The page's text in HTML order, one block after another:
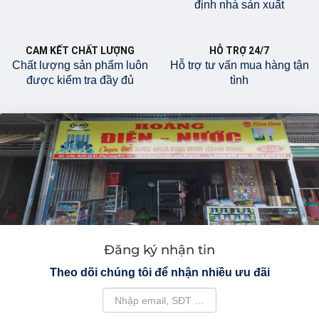
định nhà sản xuất
CAM KẾT CHẤT LƯỢNG
Chất lượng sản phẩm luôn
được kiểm tra đầy đủ
HỖ TRỢ 24/7
Hỗ trợ tư vấn mua hàng tận
tình
Đăng ký nhận tin
Theo dõi chúng tôi để nhận nhiều ưu đãi